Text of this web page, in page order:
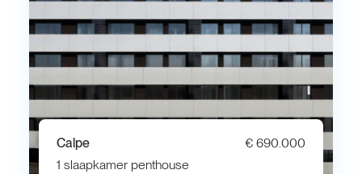
Calpe
€ 690.000
1 slaapkamer penthouse